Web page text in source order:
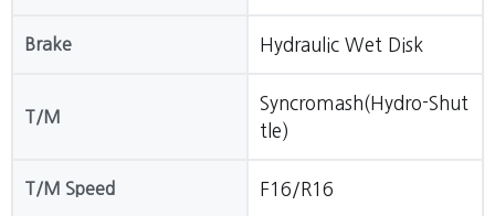
Brake Hydraulic Wet Disk
T/M
Syncromash(Hydro-Shut
tle)
T/M Speed F16/R16